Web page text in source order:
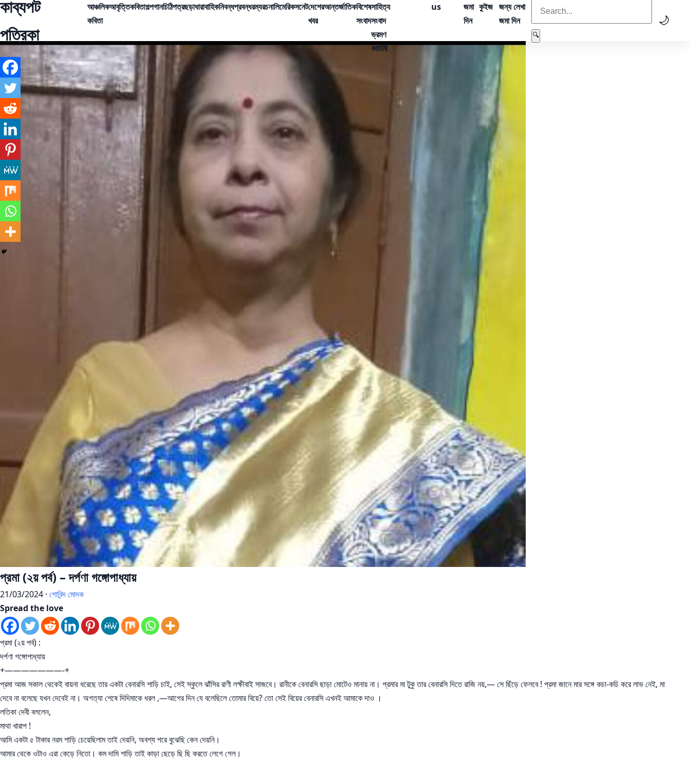
কাব্যপট
পত্রিকা
আঞ্চলিক
কবিতা
আবৃত্তিকবিতাগল্পগানচিঠিপত্রছড়াধারাবাহিকনিবন্ধপ্রবন্ধরম্যরচনালিমেরিকসনেটদেশের
খবর
আন্তর্জাতিকবিশেষ
সংবাদ
সাহিত্য
সংবাদ
ভ্রমণ
কাহিনী
us
জমা
দিন
কুইজ জন্য লেখা
জমা দিন
🔍
🌙
প্রমা (২য় পর্ব) – দর্পণা গঙ্গোপাধ্যায়
21/03/2024 · গোবিন্দ মোদক
Spread the love
প্রমা (২য় পর্ব) :
দর্পণা গঙ্গোপাধ্যায়
+———————-+
প্রমা আজ সকাল থেকেই বায়না ধরেছে তার একটা বেনারসি শাড়ি চাই, সেই স্কুলে ঝাঁসির রাণী লক্ষীবাই সাজবে। রানীকে বেনারসি ছাড়া মোটেও মানায় না। প্রমার মা টুকু তার বেনারসি দিতে রাজি নয়,— সে ছিঁড়ে ফেলবে ! প্রমা জানে মার সঙ্গে কচা-কচি করে লাভ নেই, মা
দেবে না বলেছে যখন দেবেই না। অগত্যা শেষে দিদিমাকে ধরল ,—আগের দিন যে বলেছিলে তোমার বিয়ে? তো সেই বিয়ের বেনারসি এখনই আমাকে দাও ।
লতিকা দেবী বললেন,
মাথা খারাপ !
আমি একটা ৫ টাকার নরম শাড়ি চেয়েছিলাম তাই দেয়নি, অবশ্য পরে বুঝেছি কেন দেয়নি।
আমার থেকে ওটাও এরা কেড়ে নিতো। কম দামি শাড়ি তাই কাড়া ছেড়ে ছি ছি করতে লেগে গেল।